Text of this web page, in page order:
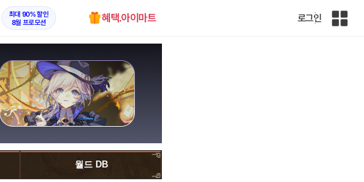
최대 90% 할인
8월 프로모션
혜택.아이마트 로그인
인
월드 DB